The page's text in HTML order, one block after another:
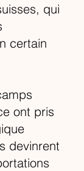
qui
certain
ont pris
devinrent